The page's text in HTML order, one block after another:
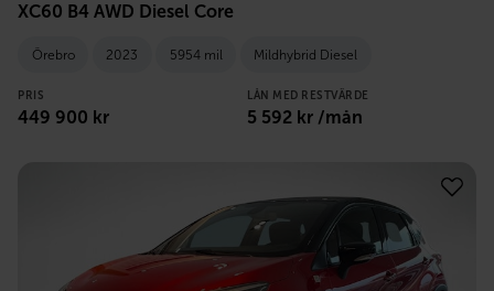
XC60 B4 AWD Diesel Core
Örebro 2023 5954 mil Mildhybrid Diesel
PRIS
449 900 kr
LÅN MED RESTVÄRDE
5 592 kr /mån